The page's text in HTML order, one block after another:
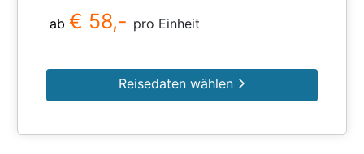
ab € 58,- pro Einheit
Reisedaten wählen